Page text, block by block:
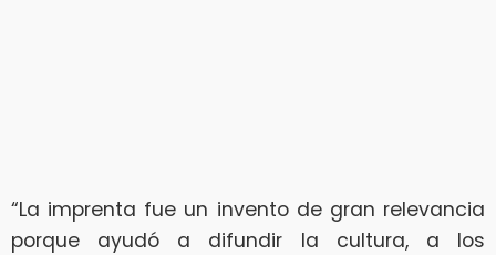
“La imprenta fue un invento de gran relevancia
porque ayudó a difundir la cultura, a los